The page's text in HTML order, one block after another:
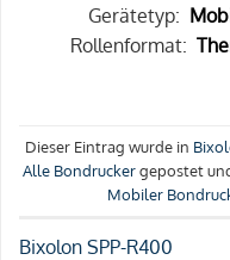
Gerätetyp:
Rollenformat:
Dieser Eintrag wurde in
Alle Bondruckergepostet
Mobiler
Bixolon SPP-R400